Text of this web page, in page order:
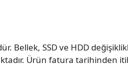
Bellek, SSD ve HDD
Ürün fatura tarihinden